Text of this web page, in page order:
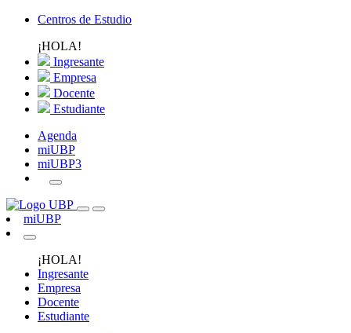
Centros de Estudio
¡HOLA!
Ingresante
Empresa
Docente
Estudiante
Agenda
miUBP
miUBP3
miUBP
¡HOLA!
Ingresante
Empresa
Docente
Estudiante